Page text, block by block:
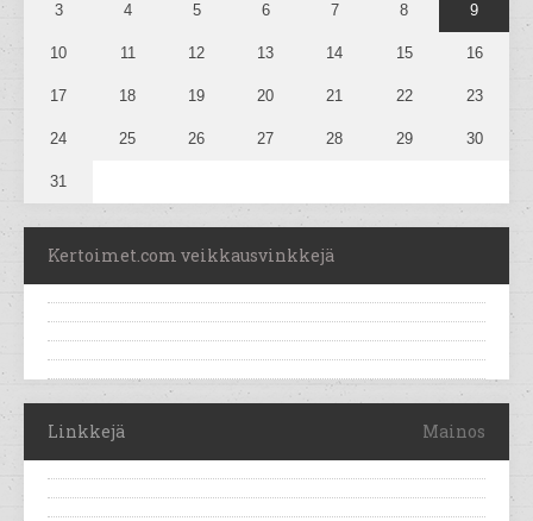
3 4 5 6 7 8 9
10 11 12 13 14 15 16
17 18 19 20 21 22 23
24 25 26 27 28 29 30
31
Kertoimet.com veikkausvinkkejä
Linkkejä Mainos